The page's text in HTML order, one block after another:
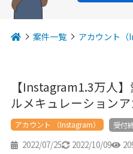
案件一覧 アカウント（
【Instagram1.3万人
ルメキュレーション
アカウント （Instagram） 受付
2022/07/25 2022/10/09